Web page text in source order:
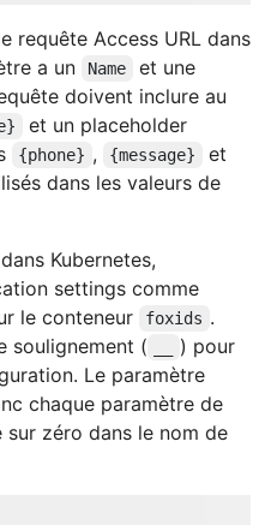
requête Access URL dans
a un Name et une
doivent inclure au
et un placeholder
{phone} , {message} et
dans les valeurs de
Kubernetes,
settings comme
le conteneur
foxids .
soulignement (
) pour
Le paramètre
chaque paramètre de
zéro dans le nom de